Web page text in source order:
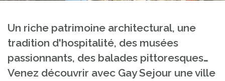
Un riche patrimoine architectural, une
tradition d'hospitalité, des musées
passionnants, des balades pittoresques…
Venez découvrir avec Gay Sejour une ville